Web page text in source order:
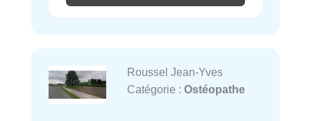
Roussel Jean-Yves
Catégorie : Ostéopathe